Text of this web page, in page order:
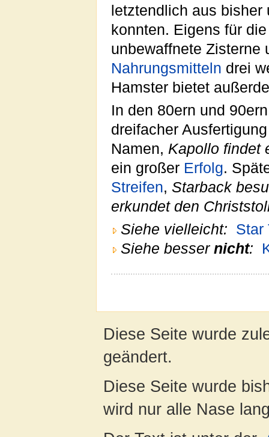
letztendlich aus
konnten. Eigens für
unbewaffnete Zisterne
Nahrungsmitteln drei
Hamster bietet
In den 80ern und
dreifacher
Namen, Kapollo findet
ein großer Erfolg.
Streifen, Starback
erkundet den
Siehe vielleicht: Star
Siehe besser nicht:
Diese Seite wurde
geändert.
Diese Seite wurde
wird nur alle Nase